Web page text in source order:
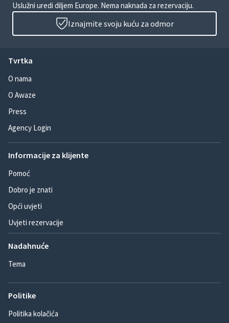
Uslužni uredi diljem Europe. Nema naknada za rezervaciju.
Iznajmite svoju kuću za odmor
Tvrtka
O nama
O Awaze
Press
Agency Login
Informacije za klijente
Pomoć
Dobro je znati
Opći uvjeti
Uvjeti rezervacije
Nadahnuće
Tema
Politike
Politika kolačića